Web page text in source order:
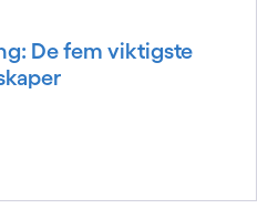
De fem viktigste